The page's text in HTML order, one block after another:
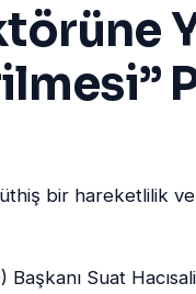
bir hareketlilik
Başkanı Suat